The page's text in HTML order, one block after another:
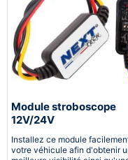
Module stroboscope
12V/24V
Installez ce module
votre véhicule afin d'obtenir